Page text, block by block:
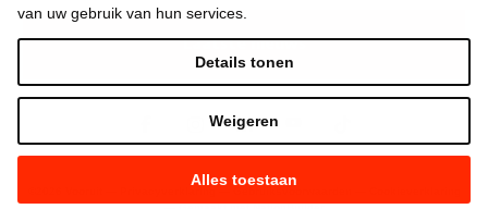
van uw gebruik van hun services.
Alles toestaan
Weigeren
Details tonen
Laatste nieuws